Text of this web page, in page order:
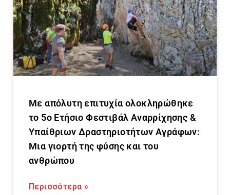
Με απόλυτη επιτυχία ολοκληρώθηκε
το 5ο Ετήσιο Φεστιβάλ Αναρρίχησης &
Υπαίθριων Δραστηριοτήτων Αγράφων:
Μια γιορτή της φύσης και του
ανθρώπου
Περισσότερα »